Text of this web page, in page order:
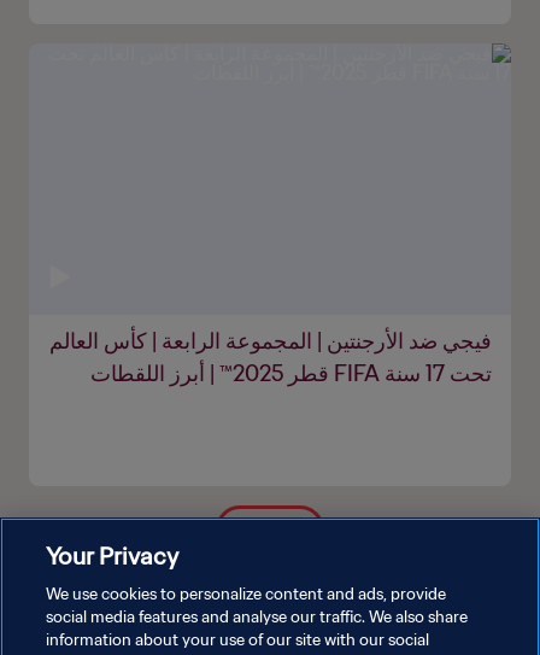
فيجي ضد الأرجنتين | المجموعة الرابعة | كأس العالم
تحت 17 سنة FIFA قطر 2025™ | أبرز اللقطات
Your Privacy
We use cookies to personalize content and ads, provide
social media features and analyse our traffic. We also share
information about your use of our site with our social